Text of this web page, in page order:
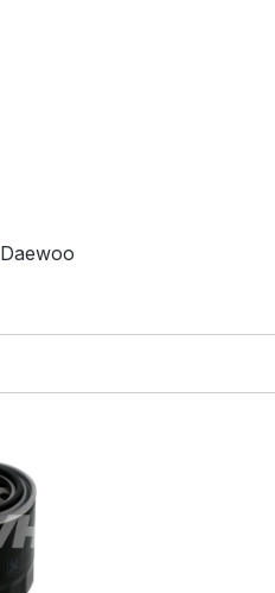
Daewoo